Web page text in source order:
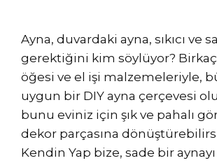
Ayna, duvardaki ayna, sıkıcı ve
gerektiğini kim söylüyor? Birkaç
öğesi ve el işi malzemeleriyle,
uygun bir DIY ayna çerçevesi
bunu eviniz için şık ve pahalı
dekor parçasına
Kendin Yap bize, sade bir